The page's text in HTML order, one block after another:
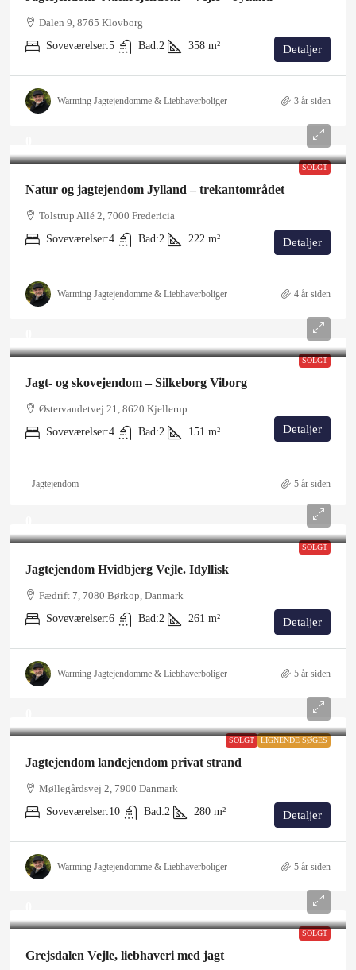
Dalen 9, 8765 Klovborg
Soveværelser:5 Bad:2 358 m² Detaljer
Warming Jagtejendomme & Liebhaverboliger 3 år siden
SOLGT
Natur og jagtejendom Jylland – trekantområdet
Tolstrup Allé 2, 7000 Fredericia
Soveværelser:4 Bad:2 222 m² Detaljer
Warming Jagtejendomme & Liebhaverboliger 4 år siden
SOLGT
Jagt- og skovejendom – Silkeborg Viborg
Østervandetvej 21, 8620 Kjellerup
Soveværelser:4 Bad:2 151 m² Detaljer
Jagtejendom 5 år siden
SOLGT
Jagtejendom Hvidbjerg Vejle. Idyllisk
Fædrift 7, 7080 Børkop, Danmark
Soveværelser:6 Bad:2 261 m² Detaljer
Warming Jagtejendomme & Liebhaverboliger 5 år siden
SOLGT LIGNENDE SØGES
Jagtejendom landejendom privat strand
Møllegårdsvej 2, 7900 Danmark
Soveværelser:10 Bad:2 280 m² Detaljer
Warming Jagtejendomme & Liebhaverboliger 5 år siden
SOLGT
Grejsdalen Vejle, liebhaveri med jagt